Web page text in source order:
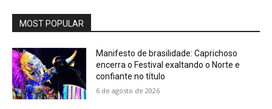
MOST POPULAR
Manifesto de brasilidade: Caprichoso
encerra o Festival exaltando o Norte e
confiante no título
6 de agosto de 2026